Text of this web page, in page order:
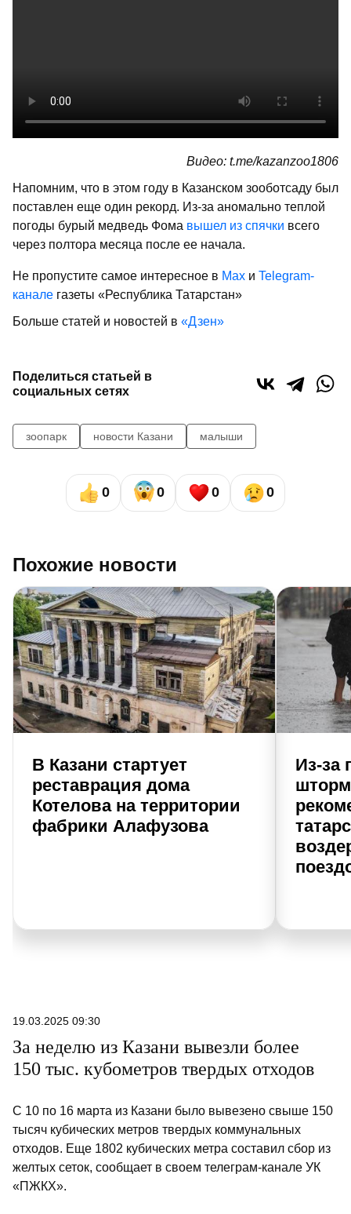
Видео: t.me/kazanzoo1806
Напомним, что в этом году в Казанском зооботсаду был
поставлен еще один рекорд. Из-за аномально теплой
погоды бурый медведь Фома вышел из спячки всего
через полтора месяца после ее начала.
Не пропустите самое интересное в Max и Telegram-
канале газеты «Республика Татарстан»
Больше статей и новостей в «Дзен»
Поделиться статьей в
социальных сетях
зоопарк новости Казани малыши
0 0 0 0
Похожие новости
В Казани стартует
реставрация дома
Котелова на территории
фабрики Алафузова
Из-за
19.03.2025 09:30
За неделю из Казани вывезли более
150 тыс. кубометров твердых отходов
С 10 по 16 марта из Казани было вывезено свыше 150
тысяч кубических метров твердых коммунальных
отходов. Еще 1802 кубических метра составил сбор из
желтых сеток, сообщает в своем телеграм-канале УК
«ПЖКХ».